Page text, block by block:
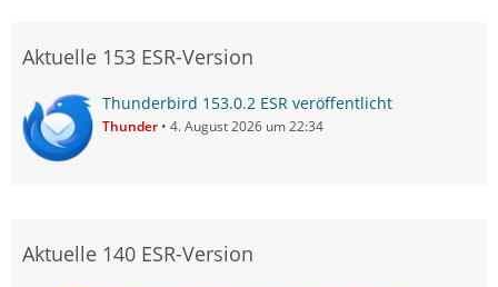
Aktuelle 153 ESR-Version
Thunderbird 153.0.2 ESR veröffentlicht
Thunder 4. August 2026 um 22:34
Aktuelle 140 ESR-Version